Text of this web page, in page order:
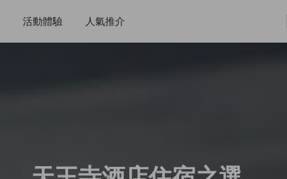
活動體驗 人氣推介